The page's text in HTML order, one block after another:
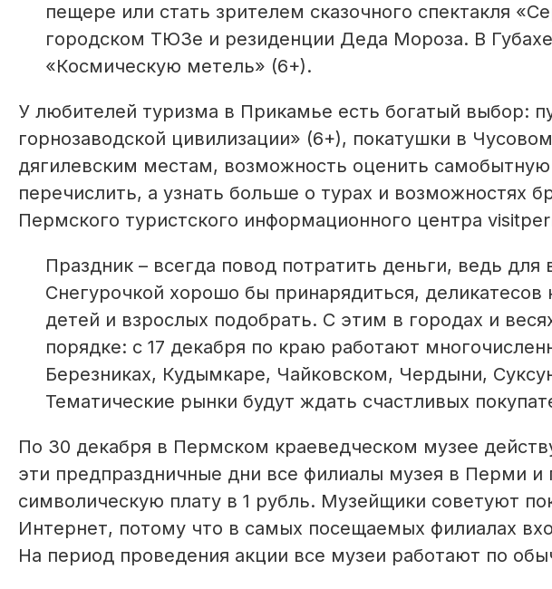
пещере или стать зрителем сказочного спектакля
городском ТЮЗе и резиденции Деда Мороза. В
«Космическую метель» (6+).
У любителей туризма в Прикамье есть богатый выбор:
горнозаводской цивилизации» (6+), покатушки в
дягилевским местам, возможность оценить
перечислить, а узнать больше о турах и возможностях
Пермского туристского информационного центра
Праздник – всегда повод потратить деньги, ведь
Снегурочкой хорошо бы принарядиться, деликатесов
детей и взрослых подобрать. С этим в городах и
порядке: с 17 декабря по краю работают
Березниках, Кудымкаре, Чайковском, Чердыни,
Тематические рынки будут ждать счастливых
По 30 декабря в Пермском краеведческом музее
эти предпраздничные дни все филиалы музея в Перми и
символическую плату в 1 рубль. Музейщики советуют
Интернет, потому что в самых посещае­мых филиалах
На период проведения акции все музеи работают по